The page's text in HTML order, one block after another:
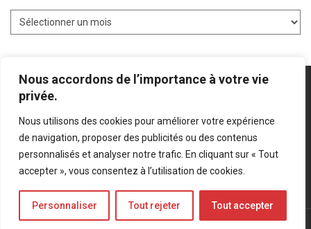
Nous accordons de l’importance à votre vie
privée.
Nous utilisons des cookies pour améliorer votre expérience
de navigation, proposer des publicités ou des contenus
personnalisés et analyser notre trafic. En cliquant sur « Tout
accepter », vous consentez à l’utilisation de cookies.
Personnaliser Tout rejeter Tout accepter
Mentions légales Politique de confidentialité
Bluesky
LinkedIn
Twitter
© Forces Operations Blog - 2022